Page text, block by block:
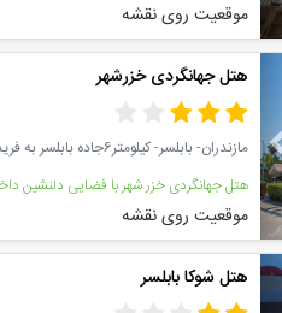
موقعیت روی نقشه
Previous
هتل جهانگردی خزرشهر
موقعیت روی نقشه
Previous
هتل شوکا بابلسر